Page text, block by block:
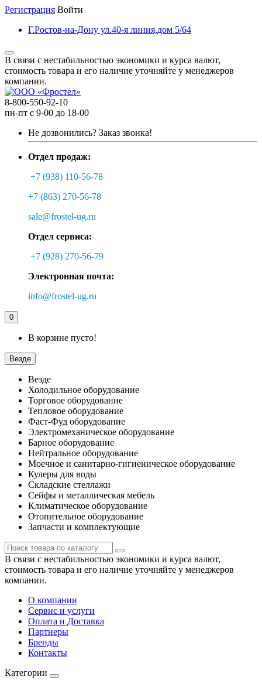
Регистрация Войти
Г.Ростов-на-Дону ул.40-я линия,дом 5/64
В связи с нестабильностью экономики и курса валют,
стоимость товара и его наличие уточняйте у менеджеров
компании.
8-800-550-92-10
пн-пт с 9-00 до 18-00
Не дозвонились? Заказ звонка!
Отдел продаж:
+7 (938) 110-56-78
+7 (863) 270-56-78
sale@frostel-ug.ru
Отдел сервиса:
+7 (928) 270-56-79
Электронная почта:
info@frostel-ug.ru
0
В корзине пусто!
Везде
Везде
Холодильное оборудование
Торговое оборудование
Тепловое оборудование
Фаст-Фуд оборудование
Электромеханическое оборудование
Барное оборудование
Нейтральное оборудование
Моечное и санитарно-гигиеническое оборудование
Кулеры для воды
Складские стеллажи
Сейфы и металлическая мебель
Климатическое оборудование
Отопительное оборудование
Запчасти и комплектующие
В связи с нестабильностью экономики и курса валют,
стоимость товара и его наличие уточняйте у менеджеров
компании.
О компании
Сервис и услуги
Оплата и Доставка
Партнеры
Бренды
Контакты
Категории